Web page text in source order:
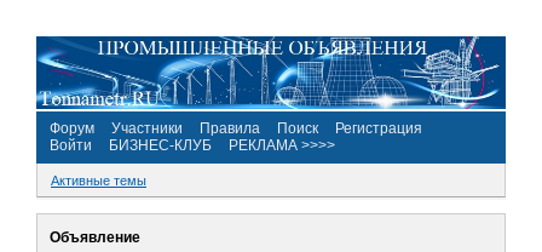
Форум Участники Правила Поиск
Регистрация
Войти
БИЗНЕС-КЛУБ РЕКЛАМА >>>>
Активные темы
Объявление